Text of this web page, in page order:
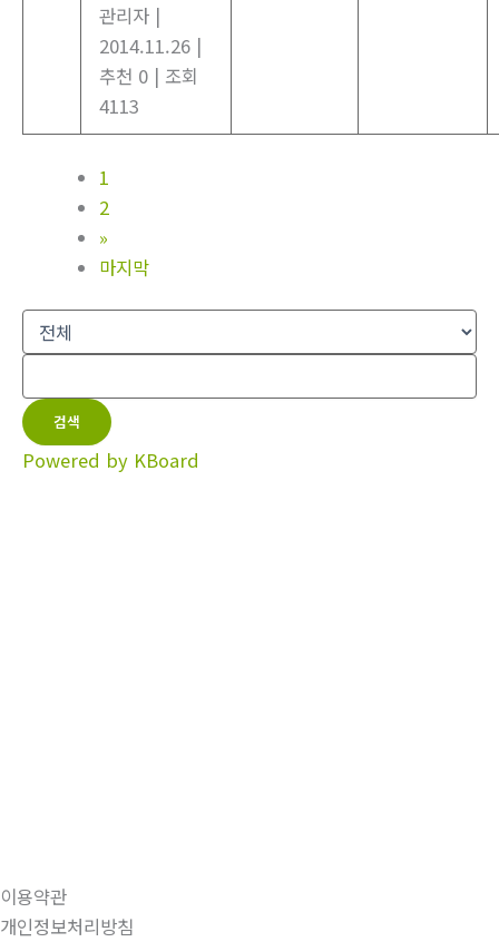
관리자 |
2014.11.26 |
추천 0 | 조회
4113
1
2
»
마지막
검색
Powered by KBoard
이용약관
개인정보처리방침